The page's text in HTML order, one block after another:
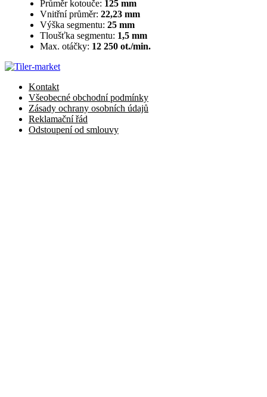
Průměr kotouče: 125 mm
Vnitřní průměr: 22,23 mm
Výška segmentu: 25 mm
Tloušťka segmentu: 1,5 mm
Max. otáčky: 12 250 ot./min.
Kontakt
Všeobecné obchodní podmínky
Zásady ochrany osobních údajů
Reklamační řád
Odstoupení od smlouvy